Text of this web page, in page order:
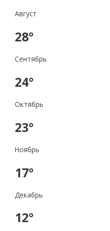
Август
28°
Сентябрь
24°
Октябрь
23°
Ноябрь
17°
Декабрь
12°